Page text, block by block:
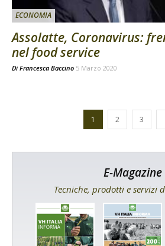
ECONOMIA
Assolatte, Coronavirus:
nel food service
Di Francesca Baccino 5 Marzo 2020
1 2 3
E-Magazine
Tecniche, prodotti e servizi